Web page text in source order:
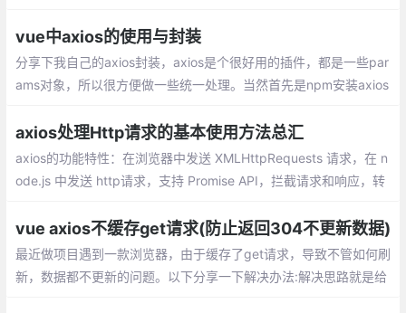
vue中axios的使用与封装
分享下我自己的axios封装，axios是个很好用的插件，都是一些par
ams对象，所以很方便做一些统一处理。当然首先是npm安装axios
axios处理Http请求的基本使用方法总汇
axios的功能特性：在浏览器中发送 XMLHttpRequests 请求，在 n
ode.js 中发送 http请求，支持 Promise API，拦截请求和响应，转
受 XSRF 攻击
vue axios不缓存get请求(防止返回304不更新数据)
最近做项目遇到一款浏览器，由于缓存了get请求，导致不管如何刷
新，数据都不更新的问题。以下分享一下解决办法:解决思路就是给